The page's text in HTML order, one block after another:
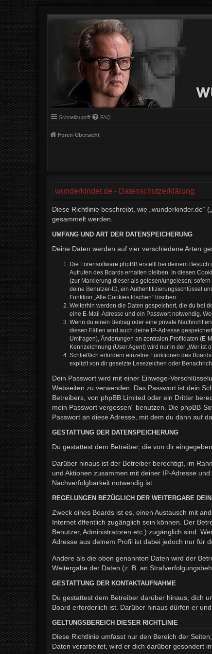
Schnellzugriff FAQ
Foren-Übersicht
wunderkinder.de - Datenschutzerklärung
Diese Richtlinie beschreibt, wie „wunderkinder.de“
gesammelt werden.
UMFANG UND ART DER DATENSPEICHERUNG
Deine Daten werden auf vier verschiedene Arten
Die Forensoftware phpBB erstellt bei deinem
Aufrufen des Boards erhalten bleiben. In diesen
(zur Markierung dieser als gelesen/ungelesen;
deine Benutzer-ID, ein Authentifizierungsschlüssel
Funktion „Alle Cookies löschen“ löschen.
Weiterhin werden die Daten gespeichert, die du bei
eine E-Mail-Adresse und ein Passwort notwendig.
Wenn du einen Beitrag oder eine private Nachricht
diesen Fällen wird auch deine IP-Adresse
Umfragen), Änderungen an zentralen Profildaten (E-
Kennzeichnung (User Agent) wird nur in der „Wer
Schließlich erfordern einzelne Funktionen des
explizit von dir gesetzte Lesezeichen oder
Dein Passwort wird mit einer Einwege-
Webseiten zu verwenden. Das Passwort ist dein
Betreibers, von phpBB Limited oder ein Dritter
mein Passwort vergessen“ benutzen. Die phpBB-
Passwort an diese Adresse, mit dem du dann auf
GESTATTUNG DER DATENSPEICHERUNG
Du gestattest dem Betreiber, die von dir
Darüber hinaus ist der Betreiber berechtigt, im
und Aktionen zusammen mit deiner IP-Adresse
Nachverfolgbarkeit notwendig ist.
REGELUNGEN BEZÜGLICH DER WEITERGABE
Zweck eines Boards ist es, einen Austausch mit
Internet öffentlich zugänglich sein können. Der
Benutzer, Administratoren etc.) zugänglich sind.
Adresse aus deinem Profil ist dabei jedoch nur für
Andere als die oben genannten Daten wird der
Weitergabe der Daten (z. B. an
GESTATTUNG DER KONTAKTAUFNAHME
Du gestattest dem Betreiber darüber hinaus, dich
Board erforderlich ist. Darüber hinaus dürfen er
GELTUNGSBEREICH DIESER RICHTLINIE
Diese Richtlinie umfasst nur den Bereich der
Daten verarbeitet, wird er dich darüber gesondert